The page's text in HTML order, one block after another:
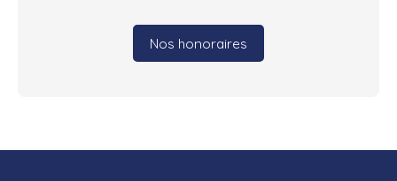
Nos honoraires